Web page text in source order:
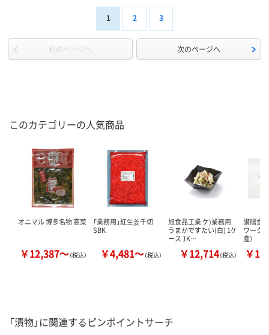
1 2 3
前のページへ 次のページへ
このカテゴリーの人気商品
オニマル 博多名物 高菜
￥12,387～（税込）
「業務用」紅生姜千切
SBK
￥4,481～（税込）
旭食品工業 ケ)業務用
うまかですたい(白) 1ケ
ース 1K…
￥12,714（税込）
讃陽食
ワーク
産）
￥
「漬物」に関連するピンポイントサーチ